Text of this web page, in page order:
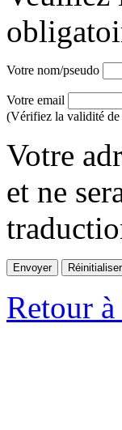
Votre nom/pseudo
Votre email
(Vérifiez la validité
Votre
et ne
Retour